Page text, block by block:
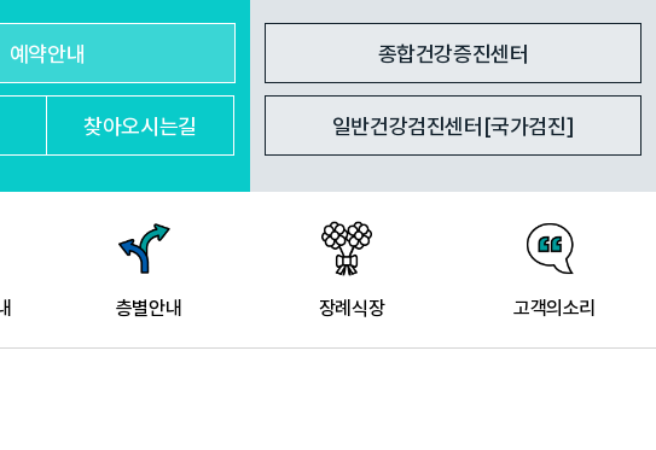
예약안내
찾아오시는길
종합건강증진센터
일반건강검진센터[국가검진]
층별안내 장례식장 고객의소리